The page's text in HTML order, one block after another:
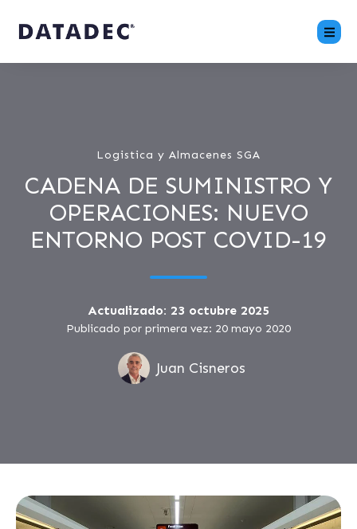
Logistica y Almacenes SGA
CADENA DE SUMINISTRO Y
OPERACIONES: NUEVO
ENTORNO POST COVID-19
Actualizado: 23 octubre 2025
Publicado por primera vez: 20 mayo 2020
Juan Cisneros